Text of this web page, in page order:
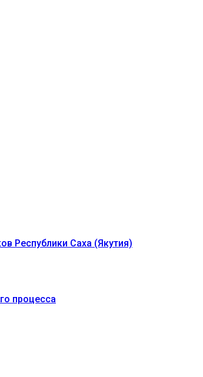
Республики Саха (Якутия)
процесса